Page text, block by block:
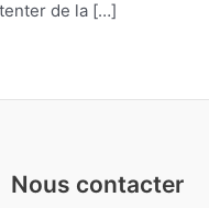
de la […]
Nous contacter